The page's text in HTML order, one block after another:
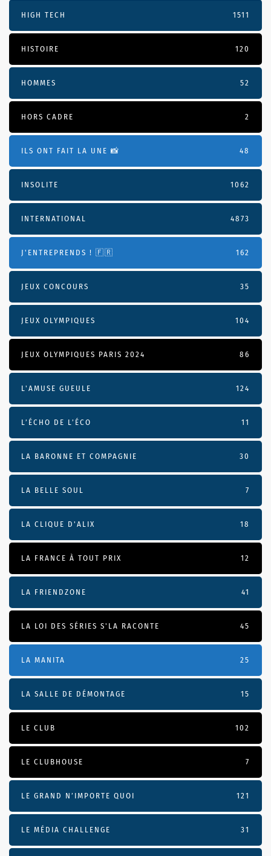
HIGH TECH 1511
HISTOIRE 120
HOMMES 52
HORS CADRE 2
ILS ONT FAIT LA UNE 📸 48
INSOLITE 1062
INTERNATIONAL 4873
J'ENTREPRENDS ! 🇫🇷 162
JEUX CONCOURS 35
JEUX OLYMPIQUES 104
JEUX OLYMPIQUES PARIS 2024 86
L'AMUSE GUEULE 124
L’ÉCHO DE L’ÉCO 11
LA BARONNE ET COMPAGNIE 30
LA BELLE SOUL 7
LA CLIQUE D'ALIX 18
LA FRANCE À TOUT PRIX 12
LA FRIENDZONE 41
LA LOI DES SÉRIES S'LA RACONTE 45
LA MANITA 25
LA SALLE DE DÉMONTAGE 15
LE CLUB 102
LE CLUBHOUSE 7
LE GRAND N’IMPORTE QUOI 121
LE MÉDIA CHALLENGE 31